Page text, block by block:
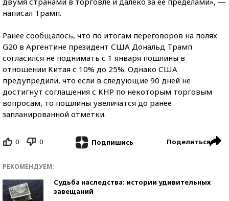
написал Трамп.
Ранее сообщалось, что по итогам переговоров на полях
G20 в Аргентине президент США Дональд Трамп
согласился не поднимать с 1 января пошлины в
отношении Китая с 10% до 25%. Однако США
предупредили, что если в следующие 90 дней не
достигнут соглашения с КНР по некоторым торговым
вопросам, то пошлины увеличатся до ранее
запланированной отметки.
0 0 Подпишись Поделиться
РЕКОМЕНДУЕМ:
Судьба наследства: истории удивительных
завещаний